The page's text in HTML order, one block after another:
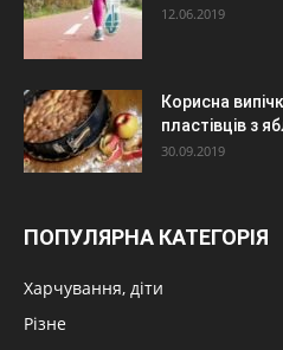
12.06.2019
Корисна
пластівців з
30.09.2019
ПОПУЛЯРНА КАТЕГОРІЯ
Харчування, діти
Різне